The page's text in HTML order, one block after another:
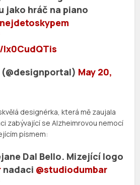
jako hráč na piano
May 20,
designérka, která mě zaujala
zabývající se Alzheimrovou nemocí
písmem:
Dal Bello. Mizející logo
nadaci @studiodumbar